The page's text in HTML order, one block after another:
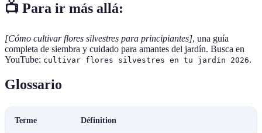
📺 Para ir más allá:
[Cómo cultivar flores silvestres para principiantes], una guía
completa de siembra y cuidado para amantes del jardín. Busca en
YouTube: cultivar flores silvestres en tu jardín 2026.
Glossario
Terme Définition